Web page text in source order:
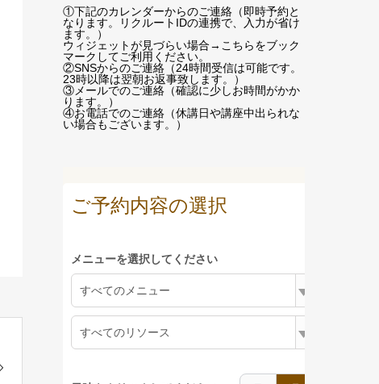
①下記のカレンダーからのご連絡（即時予約と
なります。リクルートIDの連携で、入力が省け
ます。）
ウィジェットが見づらい場合→こちらをブック
マーク してご利用ください。
②SNSからのご連絡（24時間受信は可能です。
23時以降は翌朝お返事致します。）
③メールでのご連絡（確認に少しお時間がかか
ります。）
④お電話でのご連絡（休講日や講座中出られな
い場合もございます。）